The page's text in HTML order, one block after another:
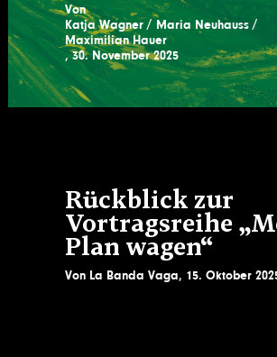
Von
Katja Wagner
Maria Neuhauss
Maximilian Hauer
,30. November 2025
Rückblick zur
Vortragsreihe
Plan wagen“
Von La Banda Vaga, 15. Oktober